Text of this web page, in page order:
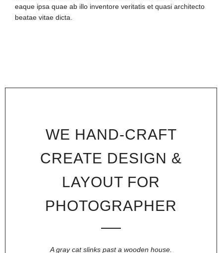
eaque ipsa quae ab illo inventore veritatis et quasi architecto
beatae vitae dicta.
WE HAND-CRAFT
CREATE DESIGN &
LAYOUT FOR
PHOTOGRAPHER
A gray cat slinks past a wooden house.